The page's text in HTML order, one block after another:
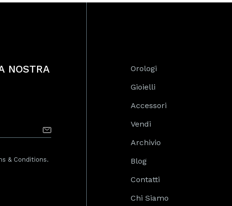
NOSTRA
& Conditions.
Orologi
Gioielli
Accessori
Vendi
Archivio
Blog
Contatti
Chi Siamo